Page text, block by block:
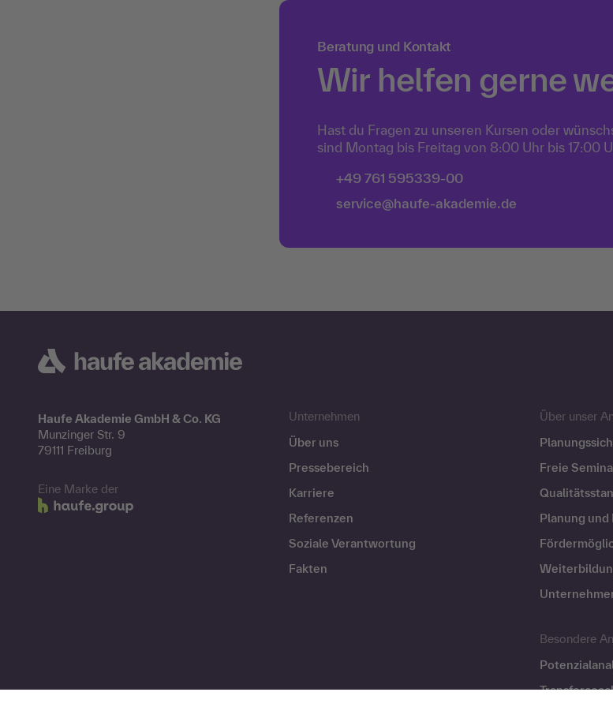
Beratung und Kontakt
Wir helfen gerne
Hast du Fragen zu unseren Kursen oder
sind Montag bis Freitag von 8:00 Uhr bis 17:00
+49 761 595339-00
service@haufe-akademie.de
Haufe Akademie GmbH & Co. KG
Munzinger Str. 9
79111 Freiburg
Eine Marke der
Unternehmen
Über uns
Pressebereich
Karriere
Referenzen
Soziale Verantwortung
Fakten
Über unser
Freie
Planung
Besondere